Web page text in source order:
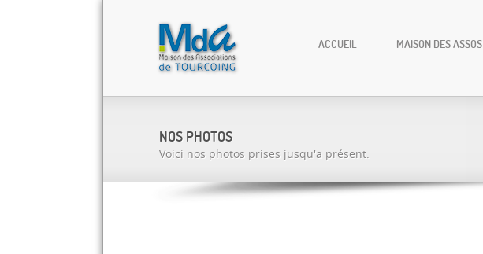
ACCUEIL MAISON DES ASSOS
NOS PHOTOS
Voici nos photos prises jusqu'a présent.